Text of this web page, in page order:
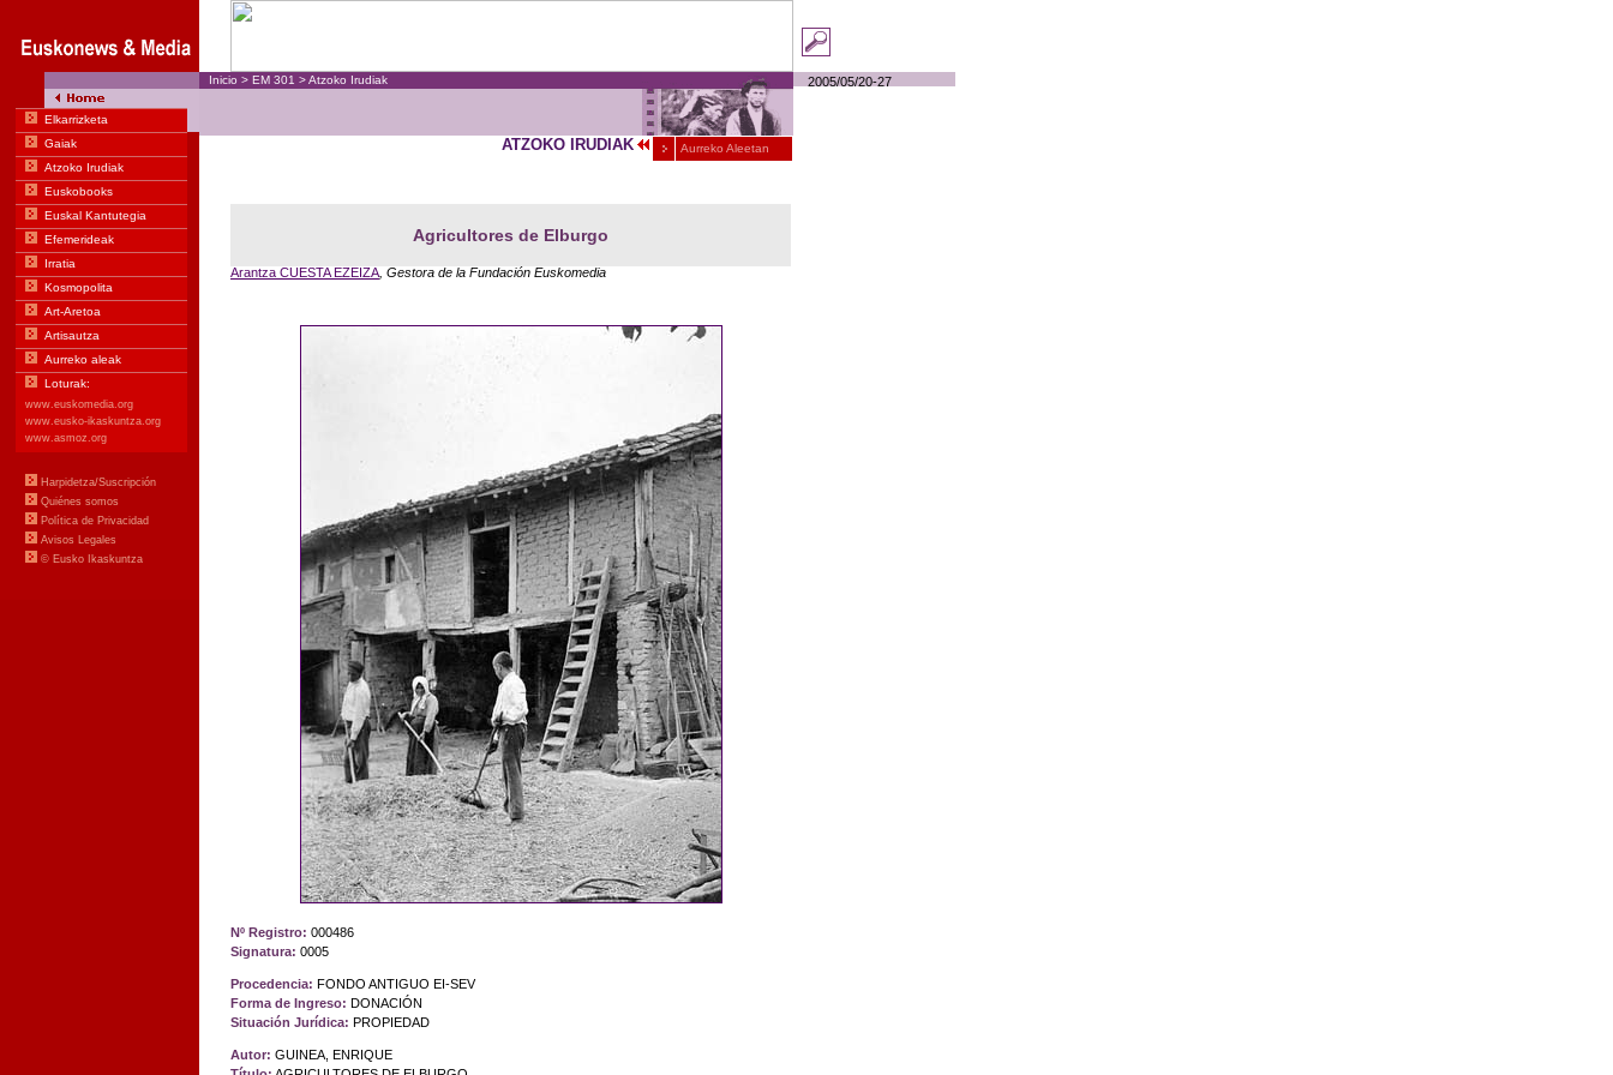
Agricultores de Elburgo
Arantza CUESTA EZEIZA , Gestora de la Fundación Euskomedia
Nº Registro: 000486
Signatura: 0005
Procedencia: FONDO ANTIGUO EI-SEV
Forma de Ingreso: DONACIÓN
Situación Jurídica: PROPIEDAD
Autor: GUINEA, ENRIQUE
ATZOKO IRUDIAK Aurreko Aleetan
Inicio > EM 301 >Atzoko Irudiak 2005/05/20-27